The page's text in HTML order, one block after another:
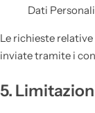
Dati
Le richieste
inviate tramite i
5.